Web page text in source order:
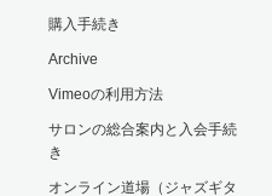
購入手続き
Archive
Vimeoの利用方法
サロンの総合案内と入会手続
き
オンライン道場（ジャズギタ